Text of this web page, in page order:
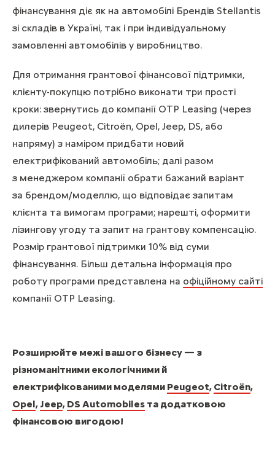
фінансування діє як на автомобілі Брендів Stellantis
зі складів в Україні, так і при індивідуальному
замовленні автомобілів у виробництво.
Для отримання грантової фінансової підтримки,
клієнту-покупцю потрібно виконати три прості
кроки: звернутись до компанії OTP Leasing (через
дилерів Peugeot, Citroën, Opel, Jeep, DS, або
напряму) з наміром придбати новий
електрифікований автомобіль; далі разом
з менеджером компанії обрати бажаний варіант
за брендом/моделлю, що відповідає запитам
клієнта та вимогам програми; нарешті, оформити
лізингову угоду та запит на грантову компенсацію.
Розмір грантової підтримки 10% від суми
фінансування. Більш детальна інформація про
роботу програми представлена на офіційному сайті
компанії OTP Leasing.
Розширюйте межі вашого бізнесу — з
різноманітними екологічними й
електрифікованими моделями Peugeot, Citroën,
Opel, Jeep, DS Automobiles та додатковою
фінансовою вигодою!